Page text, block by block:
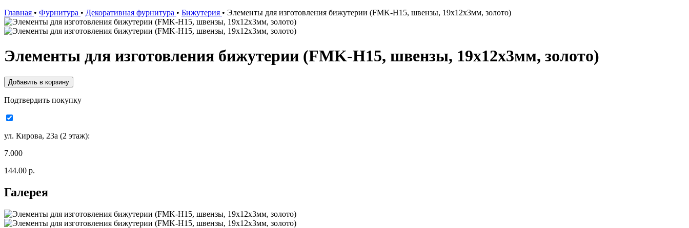
Главная • Фурнитура • Декоративная фурнитура • Бижутерия • Элементы для изготовления бижутерии (FMK-H15, швензы, 19х12х3мм, золото)
Элементы для изготовления бижутерии (FMK-H15, швензы, 19х12х3мм, золото)
Подтвердить покупку
ул. Кирова, 23а (2 этаж):
7.000
144.00 р.
Галерея